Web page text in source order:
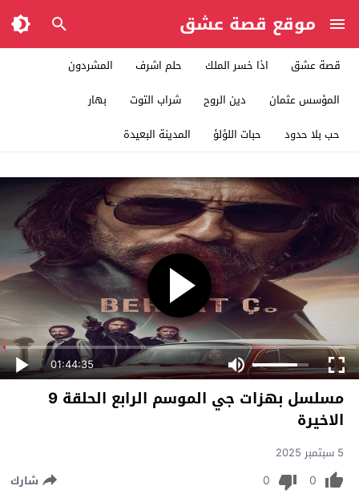
موقع قصة عشق
قصة عشق اذا خسر الملك حلم اشرف
المشردون
المؤسس عثمان
دين الروح شراب التوت
بهار
حب بلا حدود
حبات اللؤلؤ المدينة البعيدة
01:44:35
مسلسل بهزات جي الموسم الرابع الحلقة 9
الاخيرة
5 سبتمبر 2025
0
0 شارك